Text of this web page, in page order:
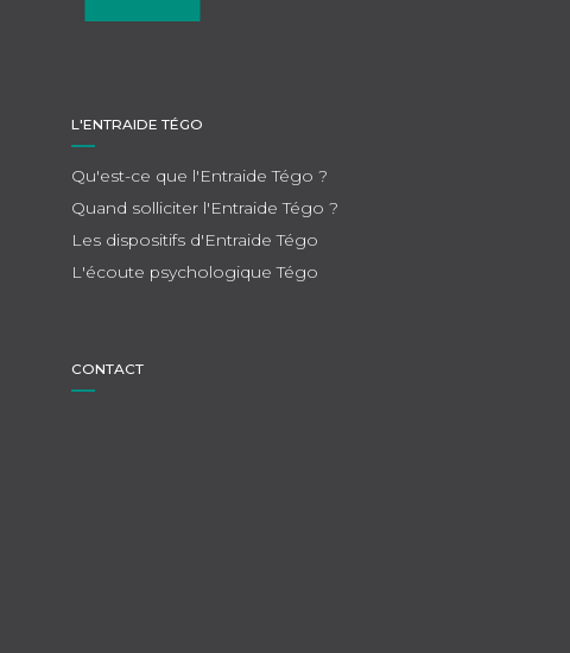
L'ENTRAIDE TÉGO
Qu'est-ce que l'Entraide Tégo ?
Quand solliciter l'Entraide Tégo ?
Les dispositifs d'Entraide Tégo
L'écoute psychologique Tégo
CONTACT